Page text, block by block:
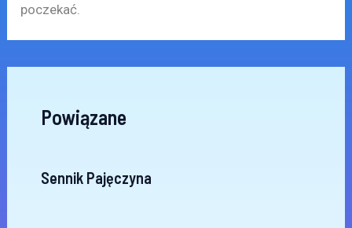
poczekać.
Powiązane
Sennik Pajęczyna